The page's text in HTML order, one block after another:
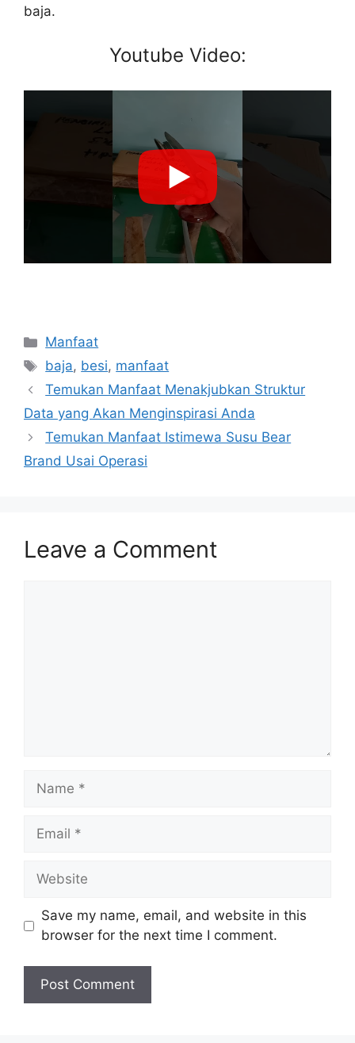
baja.
Youtube Video:
Categories
Manfaat
Tags
baja, besi, manfaat
Temukan Manfaat Menakjubkan Struktur
Data yang Akan Menginspirasi Anda
Temukan Manfaat Istimewa Susu Bear
Brand Usai Operasi
Leave a Comment
Name
Email
Website
Save my name, email, and website in this
browser for the next time I comment.